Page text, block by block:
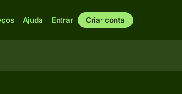
Ajuda Entrar Criar conta